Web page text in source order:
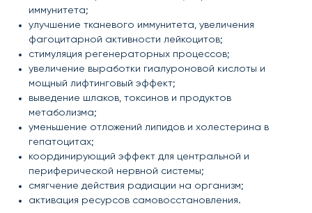
иммунитета;
улучшение тканевого иммунитета, увеличения
фагоцитарной активности лейкоцитов;
стимуляция регенераторных процессов;
увеличение выработки гиалуроновой кислоты и
мощный лифтинговый эффект;
выведение шлаков, токсинов и продуктов
метаболизма;
уменьшение отложений липидов и холестерина в
гепатоцитах;
координирующий эффект для центральной и
периферической нервной системы;
смягчение действия радиации на организм;
активация ресурсов самовосстановления.